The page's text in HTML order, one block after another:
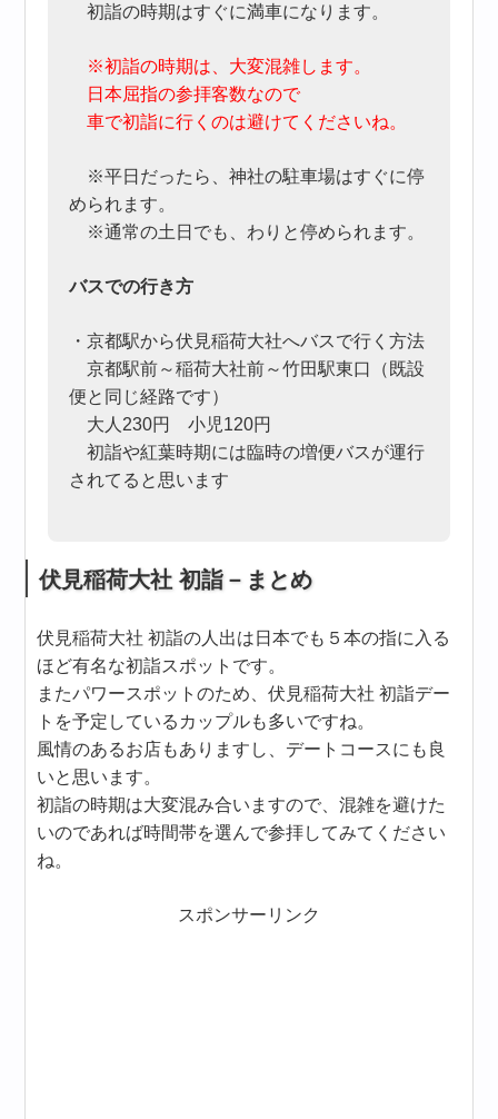
初詣の時期はすぐに満車になります。
※初詣の時期は、大変混雑します。
日本屈指の参拝客数なので
車で初詣に行くのは避けてくださいね。
※平日だったら、神社の駐車場はすぐに停
められます。
※通常の土日でも、わりと停められます。
バスでの行き方
・京都駅から伏見稲荷大社へバスで行く方法
京都駅前～稲荷大社前～竹田駅東口（既設
便と同じ経路です）
大人230円 小児120円
初詣や紅葉時期には臨時の増便バスが運行
されてると思います
伏見稲荷大社 初詣－まとめ
伏見稲荷大社 初詣の人出は日本でも５本の指に入る
ほど有名な初詣スポットです。
またパワースポットのため、伏見稲荷大社 初詣デー
トを予定しているカップルも多いですね。
風情のあるお店もありますし、デートコースにも良
いと思います。
初詣の時期は大変混み合いますので、混雑を避けた
いのであれば時間帯を選んで参拝してみてください
ね。
スポンサーリンク